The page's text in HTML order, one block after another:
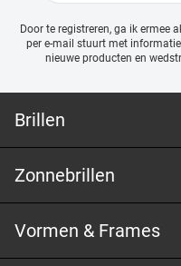
Door te registreren, ga ik ermee
per e-mail stuurt met
nieuwe producten en
Brillen
Zonnebrillen
Vormen & Frames